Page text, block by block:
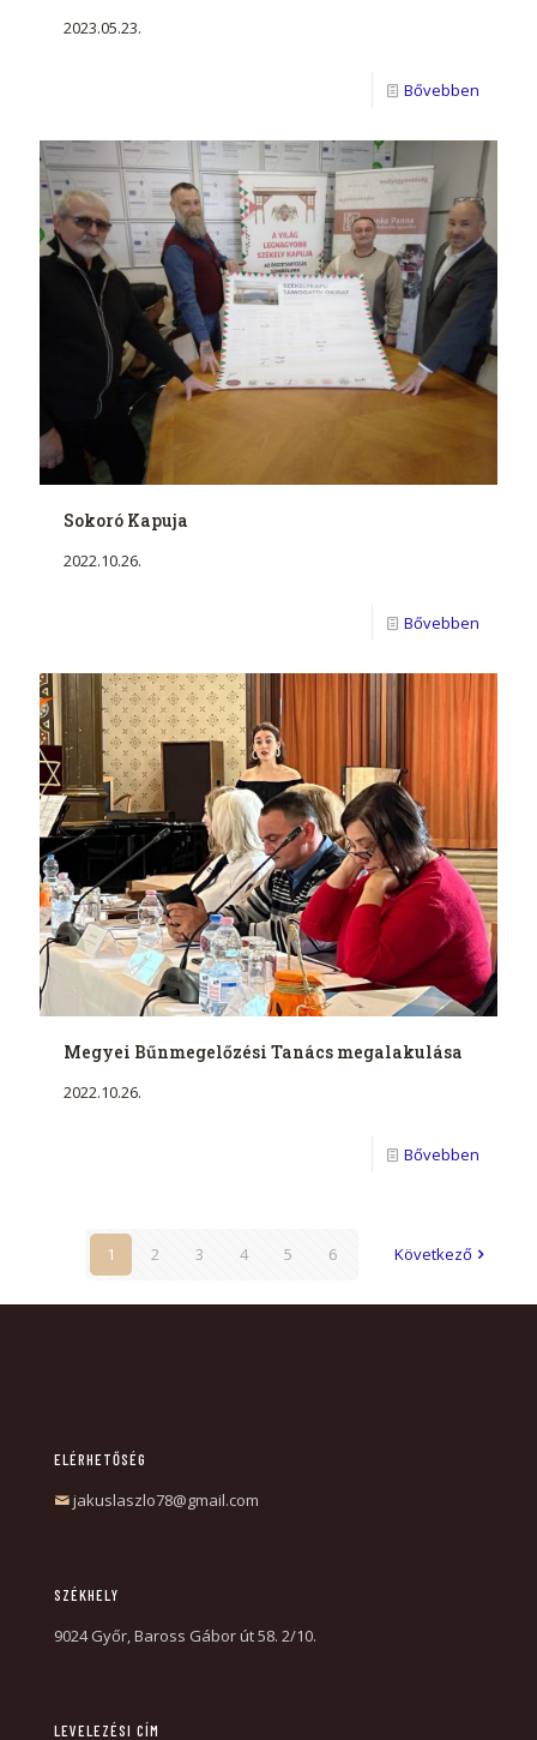
2023.05.23.
Bővebben
Sokoró Kapuja
2022.10.26.
Bővebben
Megyei Bűnmegelőzési Tanács megalakulása
2022.10.26.
Bővebben
1 2 3 4 5 6 Következő
ELÉRHETŐSÉG
jakuslaszlo78@gmail.com
SZÉKHELY
9024 Győr, Baross Gábor út 58. 2/10.
LEVELEZÉSI CÍM